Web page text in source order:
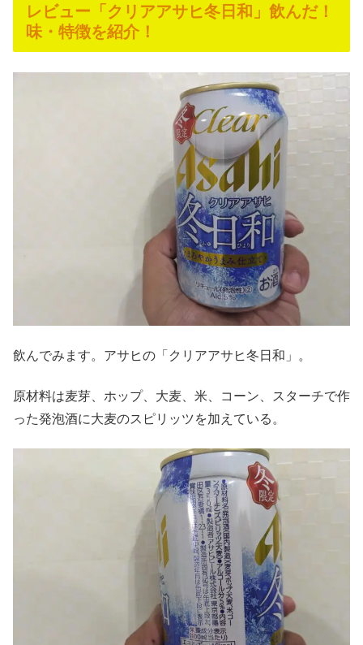
レビュー「クリアアサヒ冬日和」飲んだ！
味・特徴を紹介！
飲んでみます。アサヒの「クリアアサヒ冬日和」。
原材料は麦芽、ホップ、大麦、米、コーン、スターチで作
った発泡酒に大麦のスピリッツを加えている。